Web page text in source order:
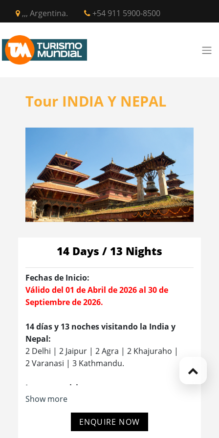
,,, Argentina. +54 911 5900-8500
Tour INDIA Y NEPAL
14 Days / 13 Nights
Fechas de Inicio:
Válido del 01 de Abril de 2026 al 30 de
Septiembre de 2026.
14 días y 13 noches visitando la India y
Nepal:
2 Delhi | 2 Jaipur | 2 Agra | 2 Khajuraho |
2 Varanasi | 3 Kathmandu.
Lugares a visitar:
- El Fuerte Rojo
- Jama Masjid
- Bazar Chandni Chowk
Show more
ENQUIRE NOW